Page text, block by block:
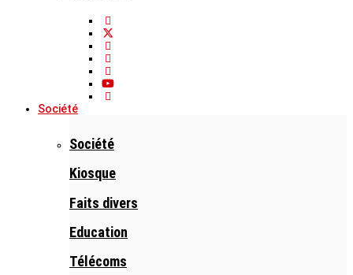
Société
Société
Kiosque
Faits divers
Education
Télécoms